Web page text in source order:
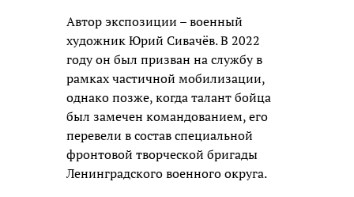
Автор экспозиции – военный
художник Юрий Сивачёв. В 2022
году он был призван на службу в
рамках частичной мобилизации,
однако позже, когда талант бойца
был замечен командованием, его
перевели в состав специальной
фронтовой творческой бригады
Ленинградского военного округа.